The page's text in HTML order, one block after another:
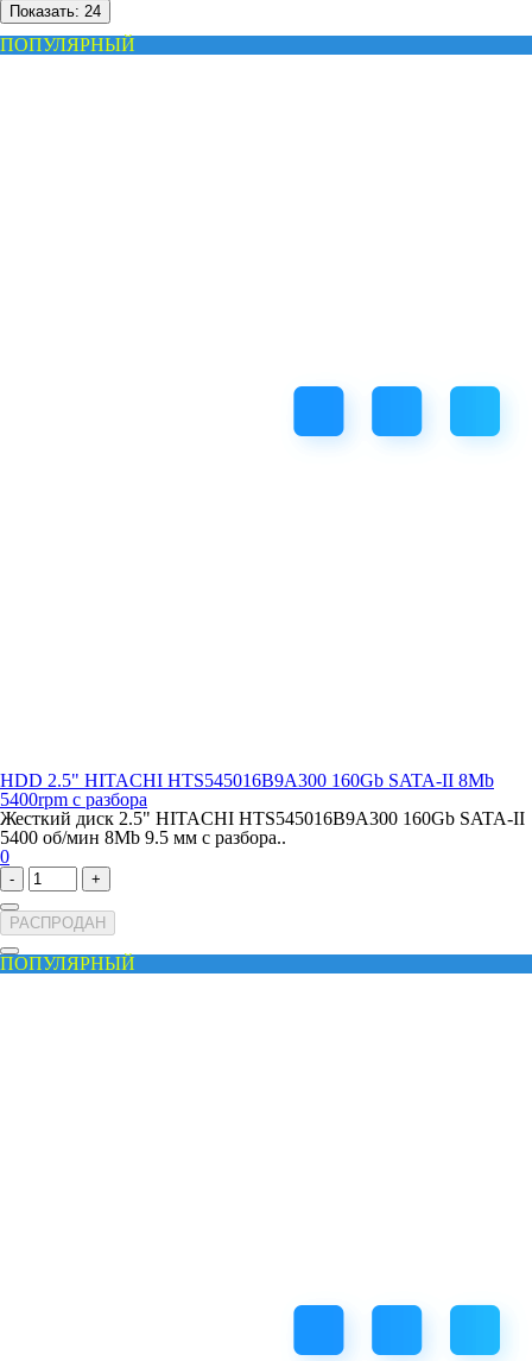
Показать: 24
ПОПУЛЯРНЫЙ
HDD 2.5" HITACHI HTS545016B9A300 160Gb SATA-II 8Mb
5400rpm с разбора
Жесткий диск 2.5" HITACHI HTS545016B9A300 160Gb SATA-II
5400 об/мин 8Mb 9.5 мм с разбора..
0
- +
РАСПРОДАН
ПОПУЛЯРНЫЙ